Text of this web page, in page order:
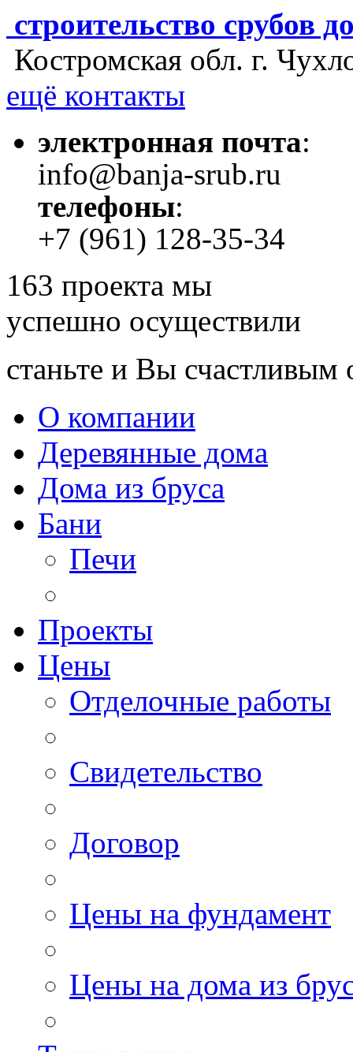
строительство срубов
Костромская обл. г.
ещё контакты
электронная почта:
info@banja-srub.ru
телефоны:
+7 (961) 128-35-34
163 проекта мы
успешно осуществили
станьте и Вы счастливым
О компании
Деревянные дома
Дома из бруса
Бани
Печи
Проекты
Цены
Отделочные работы
Свидетельство
Договор
Цены на фундамент
Цены на дома из